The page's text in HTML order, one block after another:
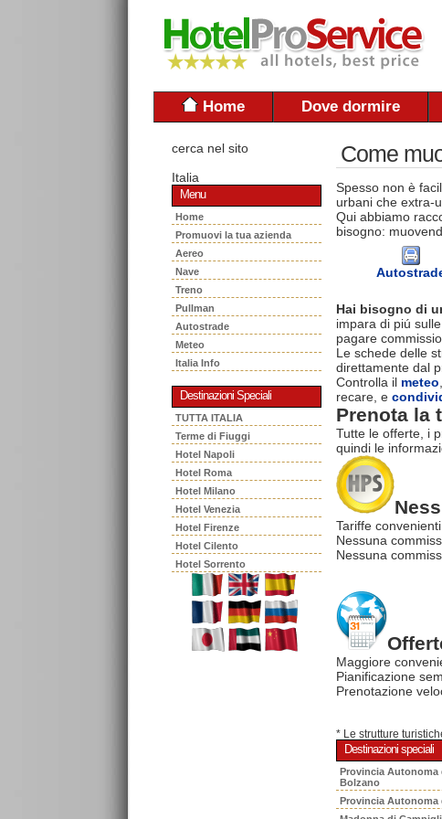
Home Dove dormire
cerca nel sito
Italia
Menu
Home
Promuovi la tua azienda
Aereo
Nave
Treno
Pullman
Autostrade
Meteo
Italia Info
Destinazioni Speciali
TUTTA ITALIA
Terme di Fiuggi
Hotel Napoli
Hotel Roma
Hotel Milano
Hotel Venezia
Hotel Firenze
Hotel Cilento
Hotel Sorrento
Come
Spesso non è
urbani che extra-
Qui abbiamo
bisogno:
Hai bisogno di
impara di piú
pagare
Le schede delle
direttamente dal
Controlla il meteo
recare, e
Prenota la
Tutte le offerte, i
quindi le
Tariffe convenienti.
Nessuna
Nessuna
Maggiore
Pianificazione
Prenotazione
* Le strutture
Destinazioni speciali
Provincia Autonoma
Bolzano
Provincia Autonoma